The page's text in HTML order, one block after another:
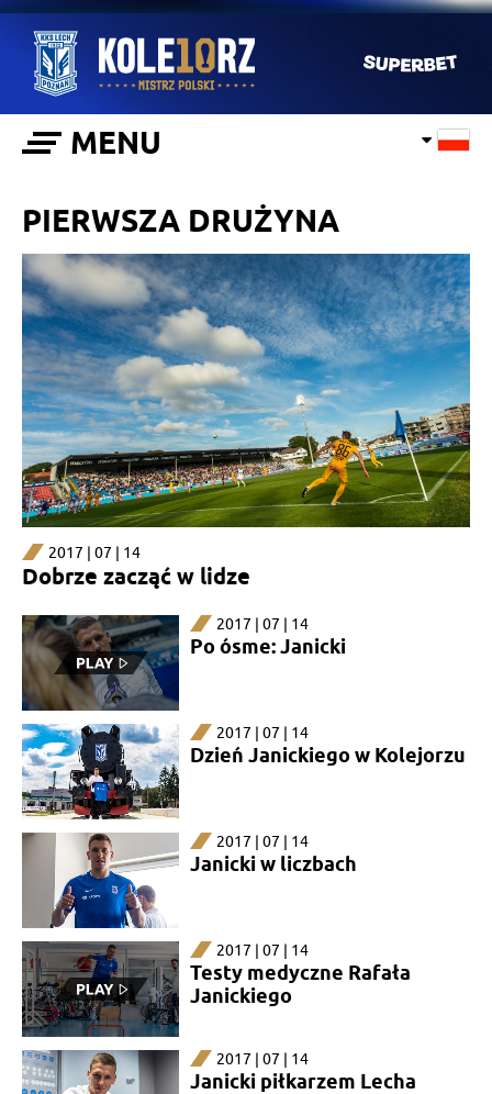
MENU
PIERWSZA DRUŻYNA
2017 | 07 | 14
Dobrze zacząć w lidze
2017 | 07 | 14
Po ósme: Janicki
2017 | 07 | 14
Dzień Janickiego w Kolejorzu
2017 | 07 | 14
Janicki w liczbach
2017 | 07 | 14
Testy medyczne Rafała
Janickiego
2017 | 07 | 14
Janicki piłkarzem Lecha